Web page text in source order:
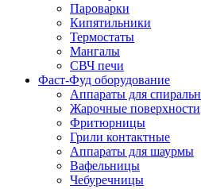
Пароварки
Кипятильники
Термостаты
Мангалы
СВЧ печи
Фаст-Фуд оборудование
Аппараты для
Жарочные поверхности
Фритюрницы
Грили контактные
Аппараты для шаурмы
Вафельницы
Чебуречницы